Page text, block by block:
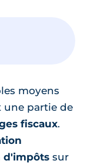
moyens
une partie de
fiscaux.
d'impôts sur